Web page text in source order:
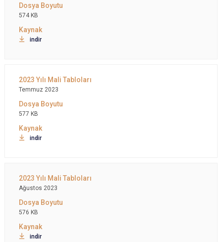
574 KB
indir
Temmuz 2023
577 KB
indir
Ağustos 2023
576 KB
indir